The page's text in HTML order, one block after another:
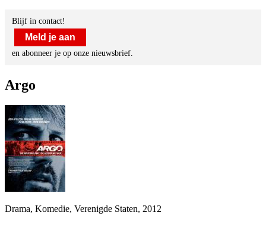
Blijf in contact!
Meld je aan
en abonneer je op onze nieuwsbrief.
Argo
Drama, Komedie, Verenigde Staten, 2012